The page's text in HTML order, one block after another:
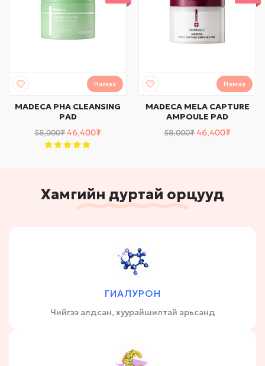
Нэмэх
MADECA PHA CLEANSING
PAD
58,000₮46,400₮
Нэмэх
MADECA MELA CAPTURE
AMPOULE PAD
58,000₮46,400₮
Хамгийн дуртай орцууд
ГИАЛУРОН
Чийгээ алдсан, хуурайшилтай арьсанд